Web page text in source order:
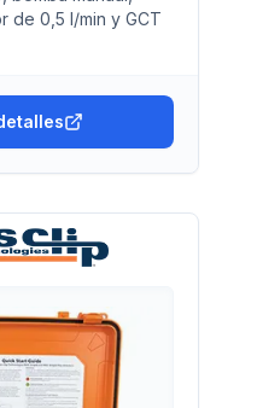
de 0,5 l/min y GCT